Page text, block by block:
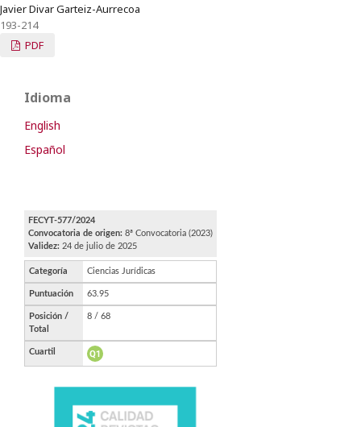
Javier Divar Garteiz-Aurrecoa
193-214
PDF
Idioma
English
Español